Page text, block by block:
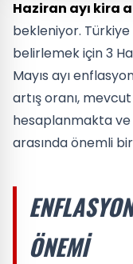
Haziran ayı kira
bekleniyor.
belirlemek için 3
Mayıs ayı
artış oranı,
hesaplanmakta ve
arasında önemli
ÖNEMI